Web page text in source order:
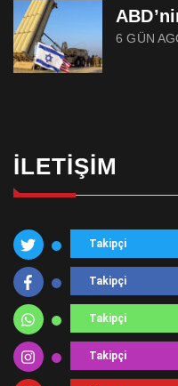
6 GÜN
İLETIŞIM
Takipçi
Takipçi
Takipçi
Takipçi